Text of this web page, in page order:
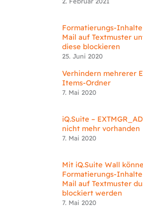
Formatierungs-
Mail auf Textmuster
diese blockieren
25. Juni 2020
Verhindern mehrerer
Items-Ordner
7. Mai 2020
iQ.Suite –
nicht mehr vorhanden
7. Mai 2020
Mit iQ.Suite Wall
Formatierungs-
Mail auf Textmuster
blockiert werden
7. Mai 2020